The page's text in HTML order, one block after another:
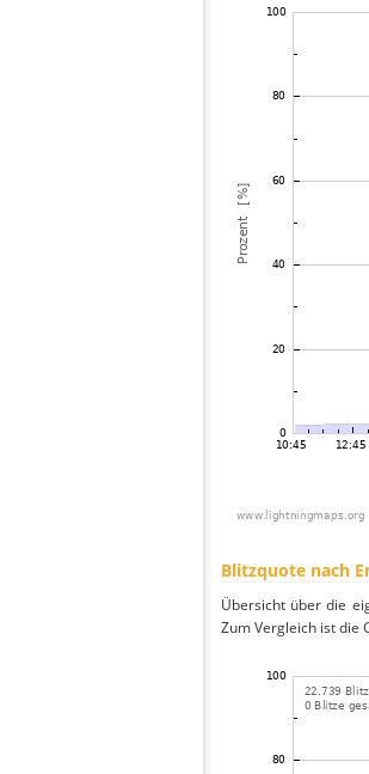
Blitzquote nach
Übersicht über die
Zum Vergleich ist die